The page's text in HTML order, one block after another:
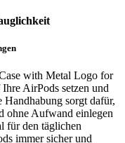
with Metal Logo for
AirPods setzen und
sorgt dafür,
ohne Aufwand einlegen
für den täglichen
immer sicher und